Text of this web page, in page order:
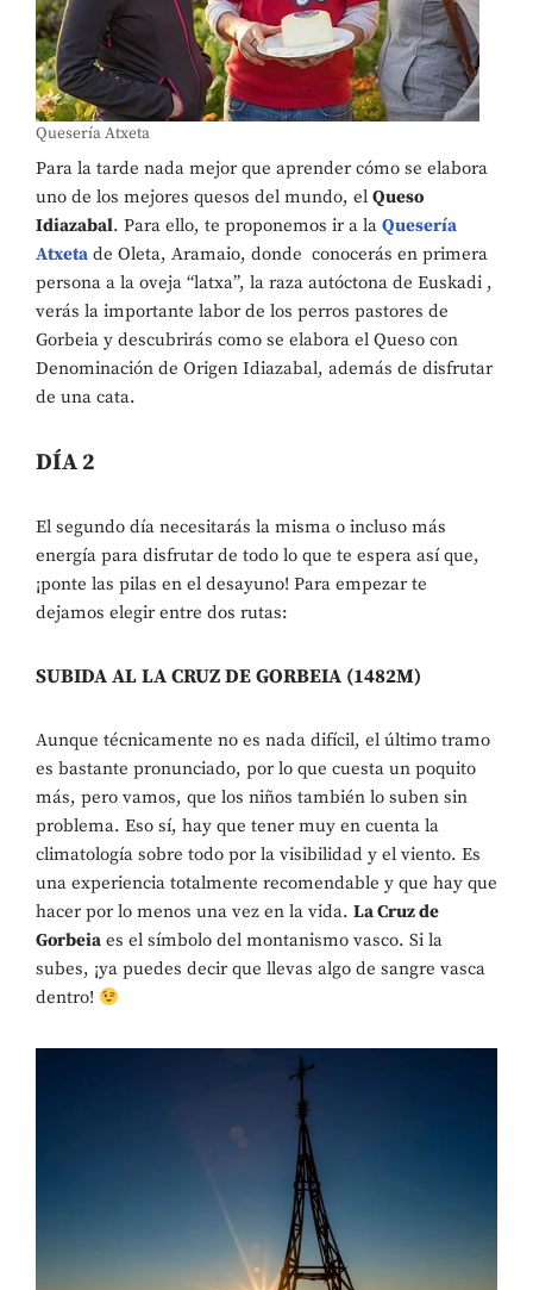
Quesería Atxeta
Para la tarde nada mejor que aprender cómo se elabora
uno de los mejores quesos del mundo, el Queso
Idiazabal. Para ello, te proponemos ir a la Quesería
Atxeta de Oleta, Aramaio, donde conocerás en primera
persona a la oveja “latxa”, la raza autóctona de Euskadi ,
verás la importante labor de los perros pastores de
Gorbeia y descubrirás como se elabora el Queso con
Denominación de Origen Idiazabal, además de disfrutar
de una cata.
DÍA 2
El segundo día necesitarás la misma o incluso más
energía para disfrutar de todo lo que te espera así que,
¡ponte las pilas en el desayuno! Para empezar te
dejamos elegir entre dos rutas:
SUBIDA AL LA CRUZ DE GORBEIA (1482M)
Aunque técnicamente no es nada difícil, el último tramo
es bastante pronunciado, por lo que cuesta un poquito
más, pero vamos, que los niños también lo suben sin
problema. Eso sí, hay que tener muy en cuenta la
climatología sobre todo por la visibilidad y el viento. Es
una experiencia totalmente recomendable y que hay que
hacer por lo menos una vez en la vida. La Cruz de
Gorbeia es el símbolo del montanismo vasco. Si la
subes, ¡ya puedes decir que llevas algo de sangre vasca
dentro!